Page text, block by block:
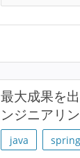
最大成果を
ンジニアリ
java